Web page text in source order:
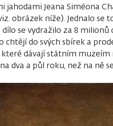
jahodami Jeana Siméona
obrázek níže). Jednalo se
se vydražilo za 8 milionů
chtějí do svých sbírek a
dávají státním
dva a půl roku, než na ně